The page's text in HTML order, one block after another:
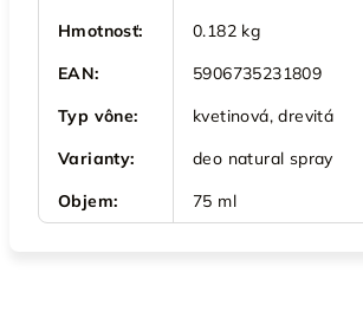
Hmotnosť:
0.182 kg
EAN:
5906735231809
Typ vône:
kvetinová, drevitá
Varianty:
deo natural spray
Objem: 75 ml